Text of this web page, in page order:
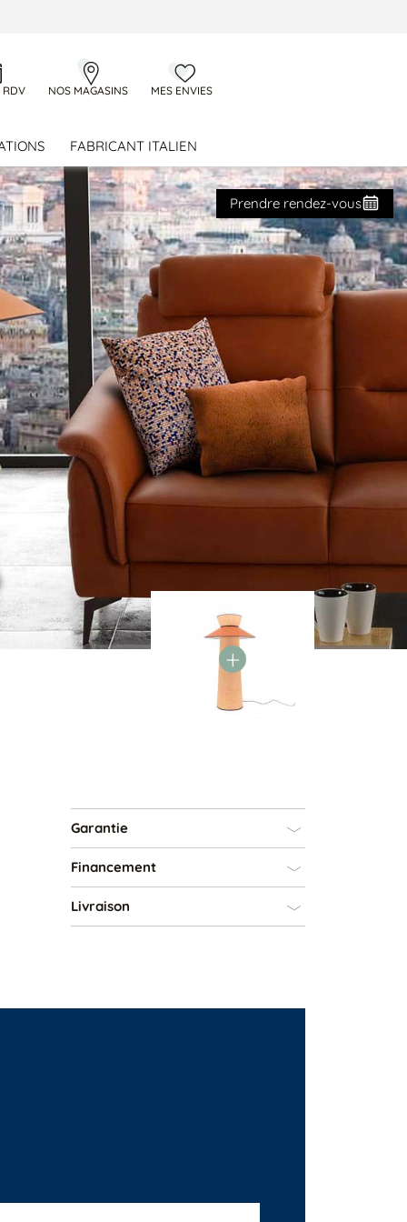
RDV NOS MAGASINS MES ENVIES
FABRICANT ITALIEN
Prendre rendez-vous
Garantie
Financement
Livraison